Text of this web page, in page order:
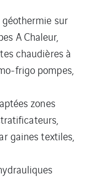
sur
A Chaleur,
chaudières à
frigo pompes,
zones
gaines textiles,